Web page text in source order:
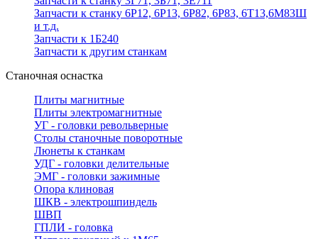
Запчасти к станку 6Р12, 6Р13, 6Р82, 6Р83, 6Т13,6М83Ш
и т.д.
Запчасти к 1Б240
Запчасти к другим станкам
Станочная оснастка
Плиты магнитные
Плиты электромагнитные
УГ - головки револьверные
Столы станочные поворотные
Люнеты к станкам
УДГ - головки делительные
ЭМГ - головки зажимные
Опора клиновая
ШКВ - электрошпиндель
ШВП
ГПЛИ - головка